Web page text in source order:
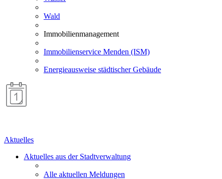
Wald
Immobilienmanagement
Immobilienservice Menden (ISM)
Energieausweise städtischer Gebäude
Aktuelles
Aktuelles aus der Stadtverwaltung
Alle aktuellen Meldungen